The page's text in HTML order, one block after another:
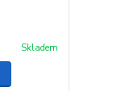
Skladem